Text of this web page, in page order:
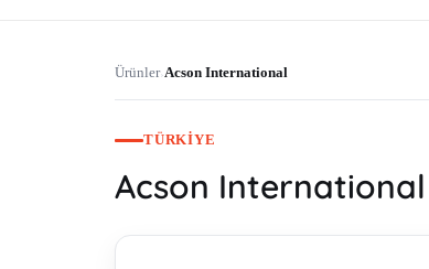
Ürünler›Acson International
TÜRKIYE
Acson International